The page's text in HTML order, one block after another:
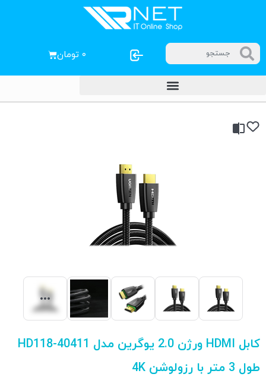
۰ تومان
کابل HDMI ورژن 2.0 یوگرین مدل HD118-40411
طول 3 متر با رزولوشن 4K